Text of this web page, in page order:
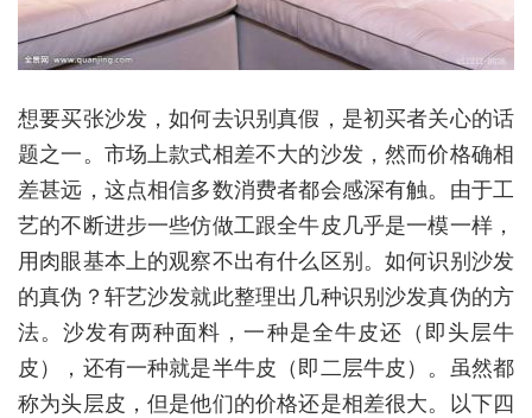
想要买张沙发，如何去识别真假，是初买者关心的话
题之一。市场上款式相差不大的沙发，然而价格确相
差甚远，这点相信多数消费者都会感深有触。由于工
艺的不断进步一些仿做工跟全牛皮几乎是一模一样，
用肉眼基本上的观察不出有什么区别。如何识别沙发
的真伪？轩艺沙发就此整理出几种识别沙发真伪的方
法。沙发有两种面料，一种是全牛皮还（即头层牛
皮），还有一种就是半牛皮（即二层牛皮）。虽然都
称为头层皮，但是他们的价格还是相差很大。以下四